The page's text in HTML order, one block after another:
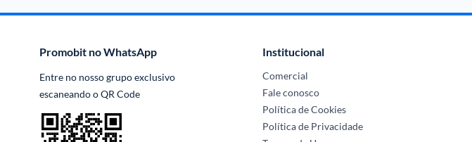
Promobit no WhatsApp
Entre no nosso grupo exclusivo
escaneando o QR Code
Institucional
Comercial
Fale conosco
Política de Cookies
Política de Privacidade